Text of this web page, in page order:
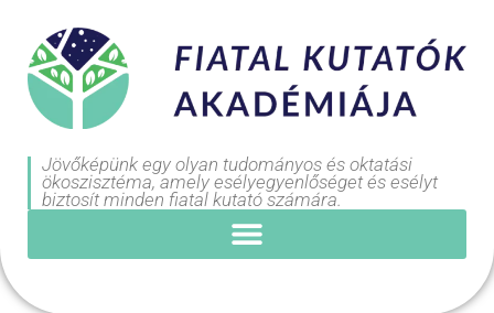
Jövőképünk egy olyan tudományos és oktatási
ökoszisztéma, amely esélyegyenlőséget és esélyt
biztosít minden fiatal kutató számára.